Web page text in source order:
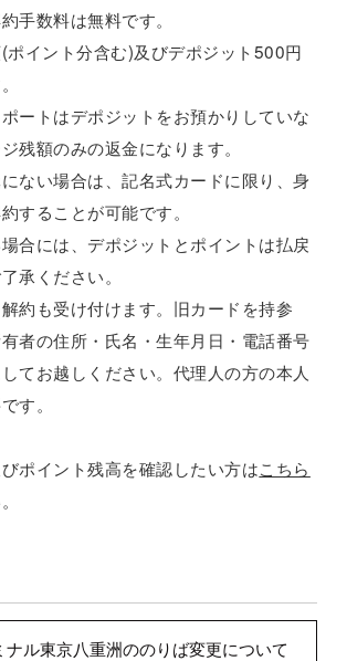
手数料は無料です。
(ポイント分含む)及びデポジット500円
ートはデポジットをお預かりしていな
残額のみの返金になります。
ない場合は、記名式カードに限り、身
することが可能です。
合には、デポジットとポイントは払戻
承ください。
約も受け付けます。旧カードを持参
者の住所・氏名・生年月日・電話番号
てお越しください。代理人の方の本人
す。
ポイント残高を確認したい方はこちら
ナル東京八重洲ののりば変更について